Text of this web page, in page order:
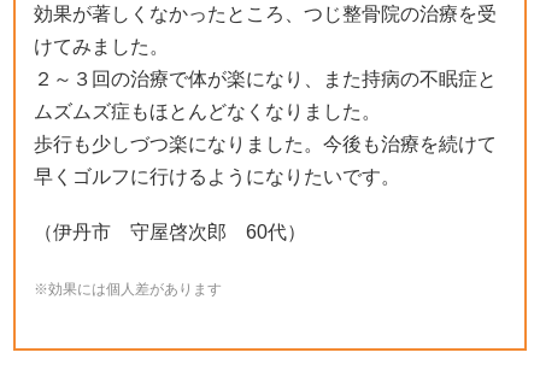
効果が著しくなかったところ、つじ整骨院の治療を受
けてみました。
２～３回の治療で体が楽になり、また持病の不眠症と
ムズムズ症もほとんどなくなりました。
歩行も少しづつ楽になりました。今後も治療を続けて
早くゴルフに行けるようになりたいです。
（伊丹市 守屋啓次郎 60代）
※効果には個人差があります